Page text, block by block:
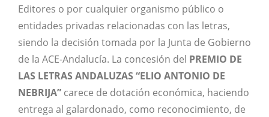
Editores o por cualquier organismo público o
entidades privadas relacionadas con las letras,
siendo la decisión tomada por la Junta de Gobierno
de la ACE-Andalucía. La concesión del PREMIO DE
LAS LETRAS ANDALUZAS “ELIO ANTONIO DE
NEBRIJA” carece de dotación económica, haciendo
entrega al galardonado, como reconocimiento, de